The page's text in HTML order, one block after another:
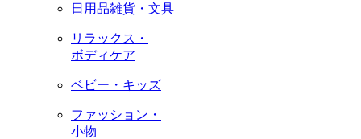
日用品雑貨・文具
リラックス・
ボディケア
ベビー・キッズ
ファッション・
小物